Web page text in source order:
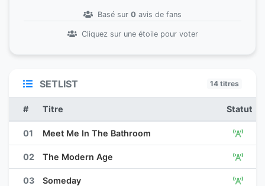
Basé sur 0 avis de fans
Cliquez sur une étoile pour voter
SETLIST 14 titres
# Titre Statut
01 Meet Me In The Bathroom
02 The Modern Age
03 Someday